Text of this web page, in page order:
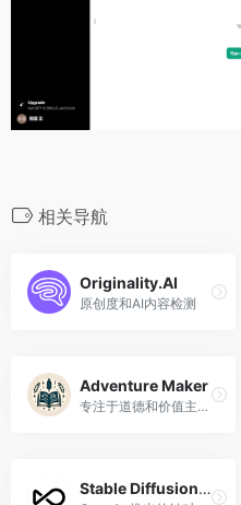
相关导航
Originality.AI
原创度和AI内容检测
Adventure Maker
专注于道德和价值主题的互动小说创作者。
Stable Diffusion Prompt Book